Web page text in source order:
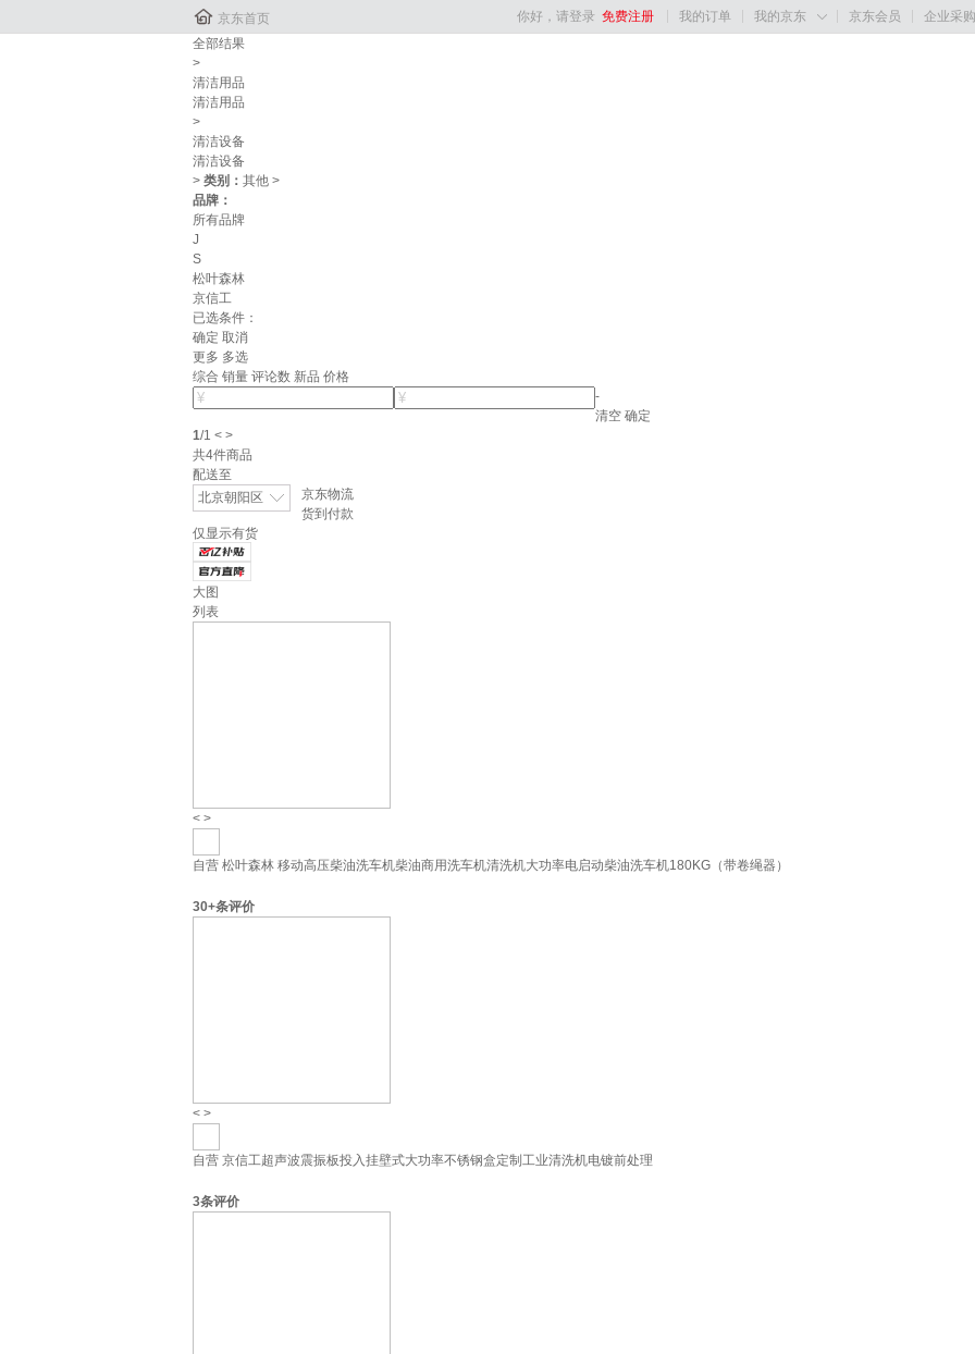
 京东首页 你好，请登录 免费注册 我的订单 我的京东  京东会员
企业采购
全部结果
>
清洁用品
清洁用品
>
清洁设备
清洁设备
> 类别： 其他 >
品牌：
所有品牌
J
S
松叶森林
京信工
已选条件：
确定 取消
更多 多选
综合 销量 评论数 新品 价格
-
清空 确定
1/1 < >
共4件商品
配送至
北京朝阳区
京东物流
货到付款
仅显示有货
大图
列表
< >
自营 松叶森林 移动高压柴油洗车机柴油商用洗车机清洗机大功率电启动柴油洗车机180KG（带卷绳器）
30+条评价
< >
自营 京信工超声波震振板投入挂壁式大功率不锈钢盒定制工业清洗机电镀前处理
3条评价